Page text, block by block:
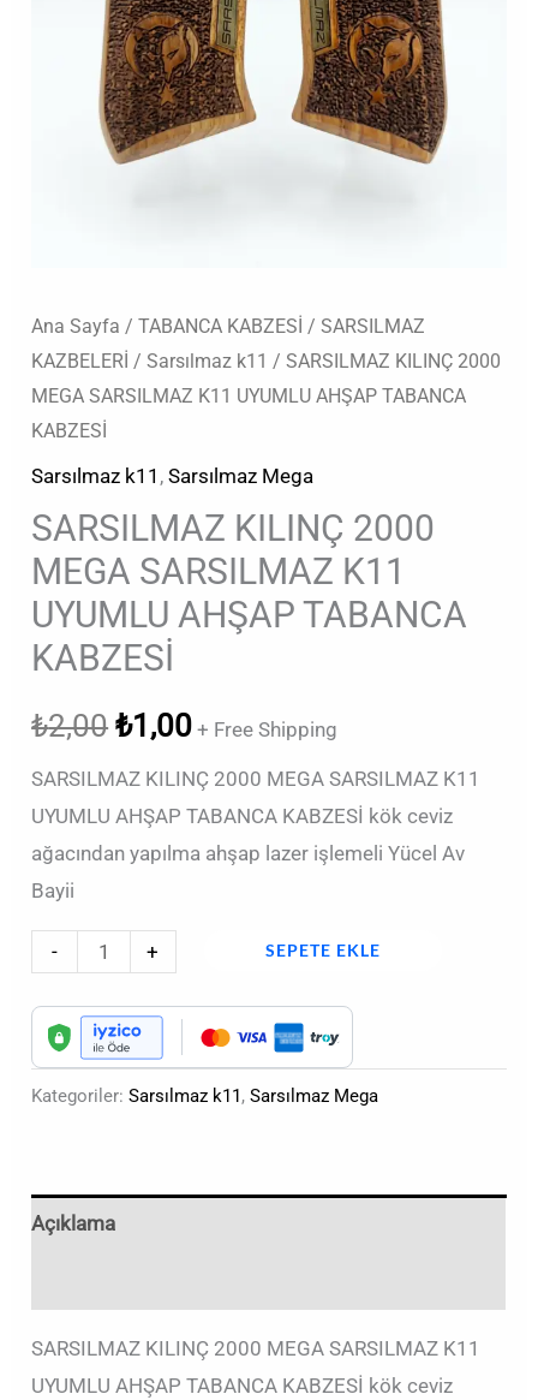
Ana Sayfa /TABANCA KABZESİ /SARSILMAZ
KAZBELERİ /Sarsılmaz k11 / SARSILMAZ KILINÇ 2000
MEGA SARSILMAZ K11 UYUMLU AHŞAP TABANCA
KABZESİ
Sarsılmaz k11 ,Sarsılmaz Mega
SARSILMAZ KILINÇ 2000
MEGA SARSILMAZ K11
UYUMLU AHŞAP TABANCA
KABZESİ
₺2,00 ₺1,00 + Free Shipping
SARSILMAZ KILINÇ 2000 MEGA SARSILMAZ K11
UYUMLU AHŞAP TABANCA KABZESİ kök ceviz
ağacından yapılma ahşap lazer işlemeli Yücel Av
Bayii
- + SEPETE EKLE
Kategoriler:Sarsılmaz k11,Sarsılmaz Mega
Açıklama
SARSILMAZ KILINÇ 2000 MEGA SARSILMAZ K11
UYUMLU AHŞAP TABANCA KABZESİ kök ceviz